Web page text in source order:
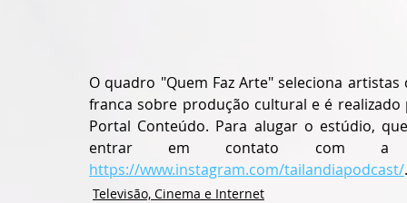
O quadro "Quem Faz Arte" seleciona
franca sobre produção cultural e é
Portal Conteúdo. Para alugar o estúdio,
https://www.instagram.com/tailandiapodcast/.
Televisão, Cinema e Internet